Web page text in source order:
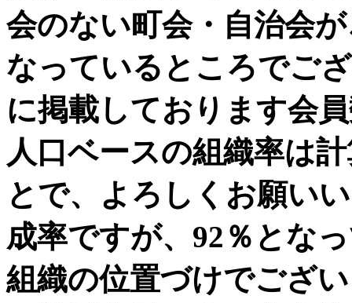
会のない町会・自治会
なっているところでご
に掲載しております会
人口ベースの組織率は
とで、よろしくお願い
成率ですが、92％とな
組織の位置づけでござ